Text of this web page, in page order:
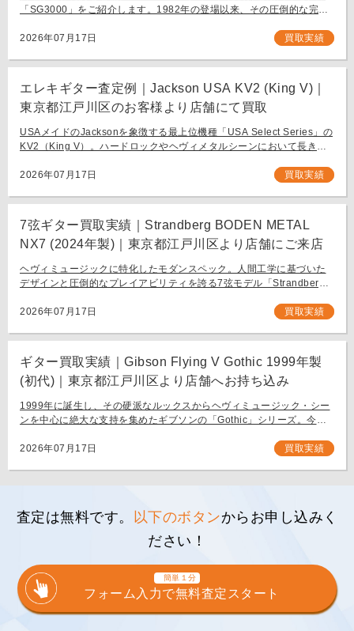
「SG3000」をご紹介します。1982年の登場以来、その圧倒的な完成
フラッグシップモデル […]
2026年07月17日 買取実績
エレキギター査定例｜Jackson USA KV2 (King V)｜
東京都江戸川区のお客様より店舗にて買取
USAメイドのJacksonを象徴する最上位機種「USA Select Series」の
KV2（King V）。ハードロックやヘヴィメタルシーンにおいて長きに
[…]
2026年07月17日 買取実績
7弦ギター買取実績｜Strandberg BODEN METAL
NX7 (2024年製)｜東京都江戸川区より店舗にご来店
ヘヴィミュージックに特化したモダンスペック。人間工学に基づいた
デザインと圧倒的なプレイアビリティを誇る7弦モデル「Strandberg
タリスト […]
2026年07月17日 買取実績
ギター買取実績｜Gibson Flying V Gothic 1999年製
(初代)｜東京都江戸川区より店舗へお持ち込み
1999年に誕生し、その硬派なルックスからヘヴィミュージック・シー
ンを中心に絶大な支持を集めたギブソンの「Gothic」シリーズ。今回
[…]
2026年07月17日 買取実績
査定は無料です。 以下のボタンからお申し込みく
ださい！
簡単１分
フォーム入力で無料査定スタート